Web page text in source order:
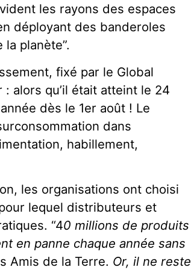
les rayons des espaces
déployant des banderoles
la planète”.
fixé par le Global
alors qu’il était atteint le 24
dès le 1er août ! Le
dans
habillement,
les organisations ont choisi
lequel distributeurs et
“40 millions de produits
en panne chaque année sans
Amis de la Terre. Or, il ne reste